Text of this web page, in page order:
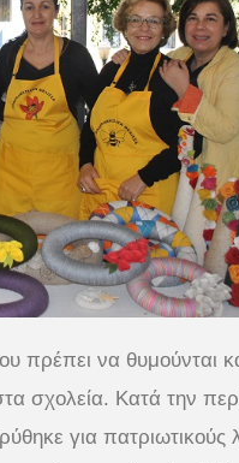
πρέπει να θυμούνται
σχολεία. Κατά την
για πατριωτικούς